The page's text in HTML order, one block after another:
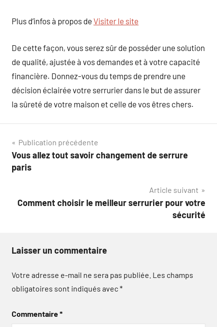
Plus d’infos à propos de Visiter le site
De cette façon, vous serez sûr de posséder une solution
de qualité, ajustée à vos demandes et à votre capacité
financière. Donnez-vous du temps de prendre une
décision éclairée votre serrurier dans le but de assurer
la sûreté de votre maison et celle de vos êtres chers.
Navigation
de
Publication précédente
Vous allez tout savoir changement de serrure
paris
Article suivant
Comment choisir le meilleur serrurier pour votre
sécurité
Laisser un commentaire
Votre adresse e-mail ne sera pas publiée. Les champs
obligatoires sont indiqués avec*
Commentaire*